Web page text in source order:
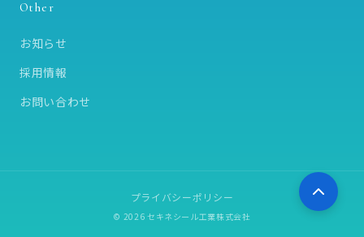
Other
お知らせ
採用情報
お問い合わせ
プライバシーポリシー
© 2026 セキネシール工業株式会社